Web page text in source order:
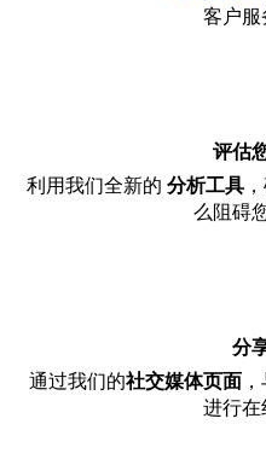
客户服
评估
利用我们全新的 分析工具
么阻碍
分
通过我们的社交媒体页面
进行在